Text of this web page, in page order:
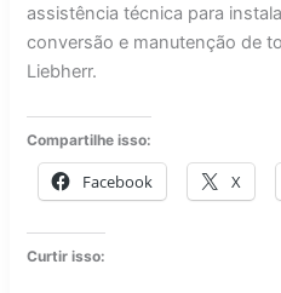
assistência técnica para
conversão e manutenção de
Liebherr.
Compartilhe isso:
Facebook X
Curtir isso: